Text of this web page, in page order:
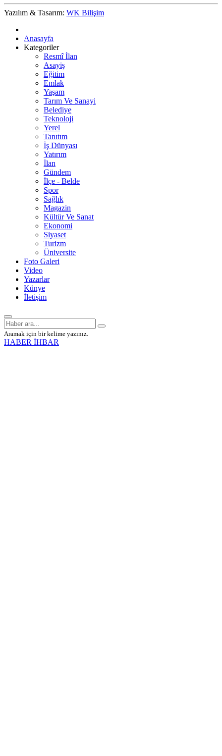
Yazılım & Tasarım: WK Bilişim
Anasayfa
Kategoriler
Resmî İlan
Asayiş
Eğitim
Emlak
Yaşam
Tarım Ve Sanayi
Belediye
Teknoloji
Yerel
Tanıtım
İş Dünyası
Yatırım
İlan
Gündem
İlçe - Belde
Spor
Sağlık
Magazin
Kültür Ve Sanat
Ekonomi
Siyaset
Turizm
Üniversite
Foto Galeri
Video
Yazarlar
Künye
İletişim
Aramak için bir kelime yazınız.
HABER İHBAR